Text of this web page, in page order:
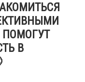
В